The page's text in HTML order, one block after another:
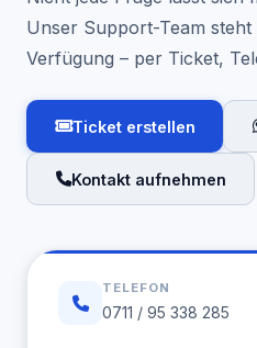
Unser Support-Team
Verfügung – per Ticket,
Ticket erstellen
Kontakt aufnehmen
TELEFON
0711 / 95 338 285